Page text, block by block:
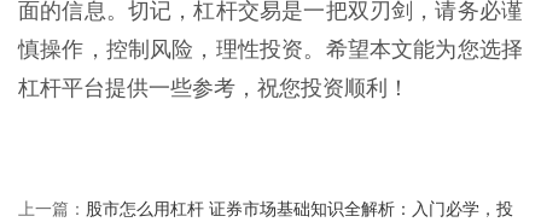
面的信息。切记，杠杆交易是一把双刃剑，请务必谨
慎操作，控制风险，理性投资。希望本文能为您选择
杠杆平台提供一些参考，祝您投资顺利！
上一篇： 股市怎么用杠杆 证券市场基础知识全解析：入门必学，投